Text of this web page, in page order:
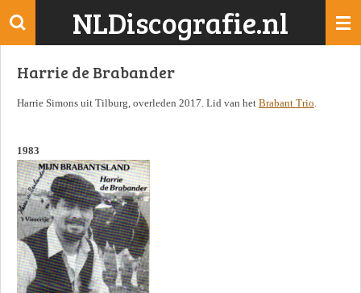
Ga
de
NLDiscografie.nl
Harrie de Brabander
Harrie Simons uit Tilburg, overleden 2017. Lid van het Brabant Trio.
1983